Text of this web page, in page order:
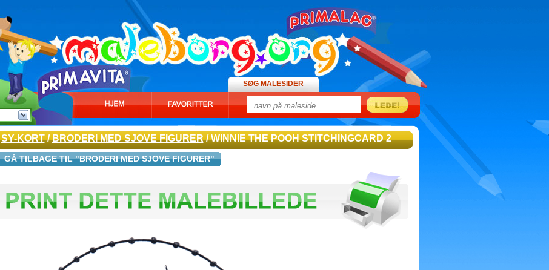
SØG MALESIDER
SY-KORT/BRODERI MED SJOVE FIGURER/ WINNIE THE POOH STITCHINGCARD 2
GÅ TILBAGE TIL "BRODERI MED SJOVE FIGURER"